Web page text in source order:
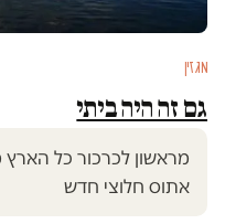
מגזין
גם זה היה ביתי
אתוס חלוצי חדש